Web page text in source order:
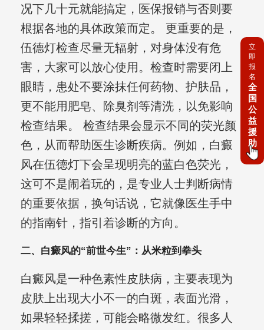
况下几十元就能搞定，医保报销与否则要
根据各地的具体政策而定。 更重要的是，
伍德灯检查尽量无辐射，对身体没有危
害，大家可以放心使用。检查时需要闭上
眼睛，患处不要涂抹任何药物、护肤品，
更不能用肥皂、除臭剂等清洗，以免影响
检查结果。 检查结果会显示不同的荧光颜
色，从而帮助医生诊断疾病。例如，白癜
风在伍德灯下会呈现明亮的蓝白色荧光，
这可不是闹着玩的，是专业人士判断病情
的重要依据，换句话说，它就像医生手中
的指南针，指引着诊断的方向。
二、白癜风的“前世今生”：从米粒到拳头
白癜风是一种色素性皮肤病，主要表现为
皮肤上出现大小不一的白斑，表面光滑，
如果轻轻揉搓，可能会略微发红。很多人
立
即
报
名
全
国
公
益
援
助